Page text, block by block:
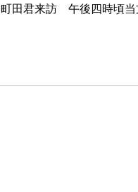
来訪 午後四時頃当方